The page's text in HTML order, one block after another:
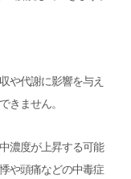
や代謝に影響を与え
きません。
濃度が上昇する可能
や頭痛などの中毒症